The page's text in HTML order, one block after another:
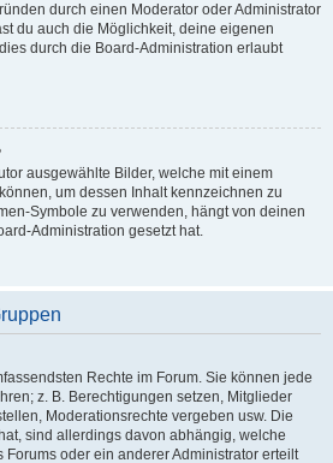
durch einen Moderator oder Administrator
du auch die Möglichkeit, deine eigenen
durch die Board-Administration erlaubt
ausgewählte Bilder, welche mit einem
um dessen Inhalt kennzeichnen zu
Symbole zu verwenden, hängt von deinen
Administration gesetzt hat.
Rechte im Forum. Sie können jede
z. B. Berechtigungen setzen, Mitglieder
Moderationsrechte vergeben usw. Die
sind allerdings davon abhängig, welche
Forums oder ein anderer Administrator erteilt